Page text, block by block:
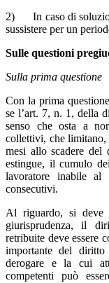
2) In caso di
sussistere per un
Sulle questioni
Sulla prima questione
Con la prima
se l’art. 7, n. 1, della
senso che osta a
collettivi, che
mesi allo scadere
estingue, il cumulo
lavoratore inabile
consecutivi.
Al riguardo, si deve
giurisprudenza, il
retribuite deve essere
importante del
derogare e la cui
competenti può